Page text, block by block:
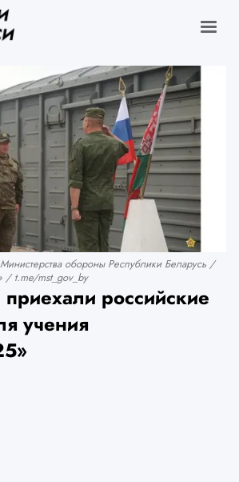
обороны Республики Беларусь /
/ t.me/mst_gov_by
российские
учения